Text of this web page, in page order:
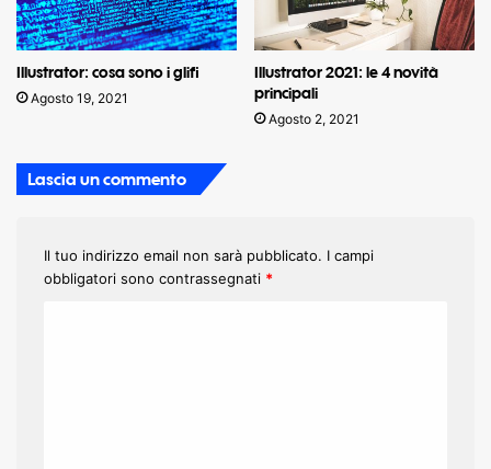
Illustrator: cosa sono i glifi
Agosto 19, 2021
Illustrator 2021: le 4 novità
principali
Agosto 2, 2021
Lascia un commento
Il tuo indirizzo email non sarà pubblicato. I campi
obbligatori sono contrassegnati *